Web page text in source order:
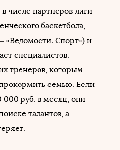
числе партнеров лиги
баскетбола,
«Ведомости. Спорт») и
специалистов.
тренеров, которым
прокормить семью. Если
000 руб. в месяц, они
талантов, а